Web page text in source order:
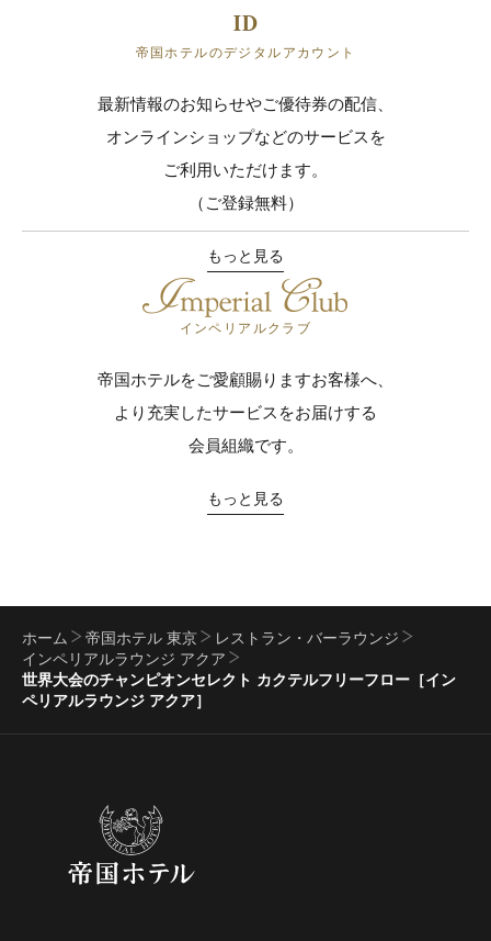
帝国ホテルのデジタルアカウント
最新情報のお知らせやご優待券の配信、
オンラインショップなどのサービスを
ご利用いただけます。
（ご登録無料）
もっと見る
インペリアルクラブ
帝国ホテルをご愛顧賜りますお客様へ、
より充実したサービスをお届けする
会員組織です。
もっと見る
ホーム 帝国ホテル 東京
レストラン・バーラウンジ
インペリアルラウンジ アクア
世界大会のチャンピオンセレクト カクテルフリーフロー［イン
ペリアルラウンジ アクア］